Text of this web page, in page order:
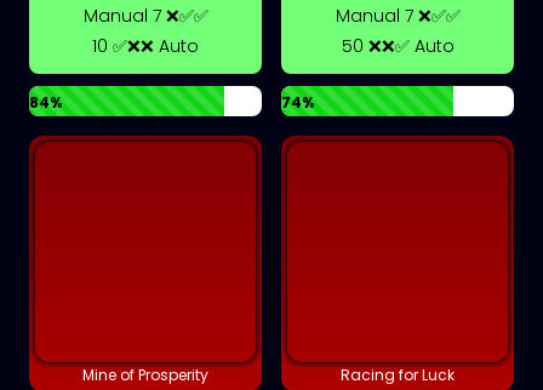
Manual 7 ❌✅✅
10 ✅❌❌ Auto
84%
Manual 7 ❌✅✅
50 ❌❌✅ Auto
74%
Mine of Prosperity Racing for Luck